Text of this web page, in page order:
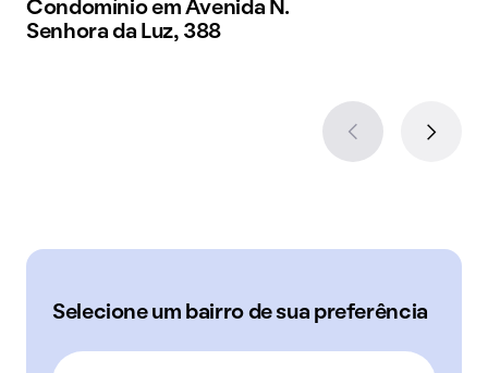
Condomínio em Avenida N.
Senhora da Luz, 388
Selecione um bairro de sua preferência